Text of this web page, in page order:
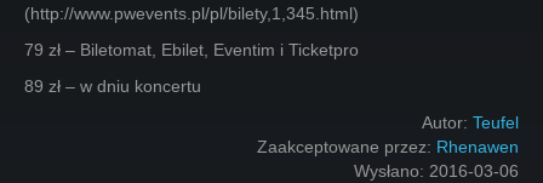
(http://www.pwevents.pl/pl/bilety,1,345.html)
79 zł – Biletomat, Ebilet, Eventim i Ticketpro
89 zł – w dniu koncertu
Autor: Teufel
Zaakceptowane przez: Rhenawen
Wysłano: 2016-03-06